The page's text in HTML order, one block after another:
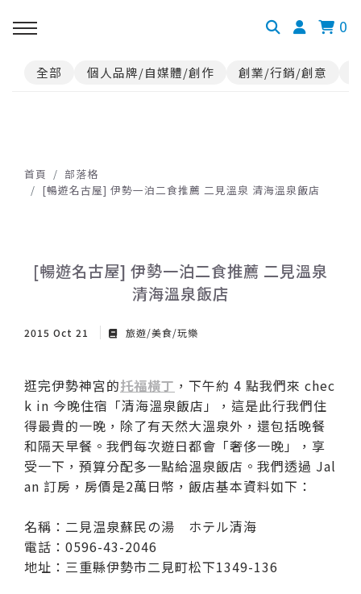
0
全部 個人品牌/自媒體/創作 創業/行銷/創意
首頁
部落格
[暢遊名古屋] 伊勢一泊二食推薦 二見溫泉 清海溫泉飯店
[暢遊名古屋] 伊勢一泊二食推薦 二見溫泉
清海溫泉飯店
2015 Oct 21 旅遊/美食/玩樂
逛完伊勢神宮的托福橫丁 ，下午約 4 點我們來 chec
k in 今晚住宿「清海溫泉飯店」，這是此行我們住
得最貴的一晚，除了有天然大溫泉外，還包括晚餐
和隔天早餐。我們每次遊日都會「奢侈一晚」，享
受一下，預算分配多一點給溫泉飯店。我們透過 Jal
an 訂房，房價是2萬日幣，飯店基本資料如下：
名稱：二見温泉蘇民の湯 ホテル清海
電話：0596-43-2046
地址：三重縣伊勢市二見町松下1349-136